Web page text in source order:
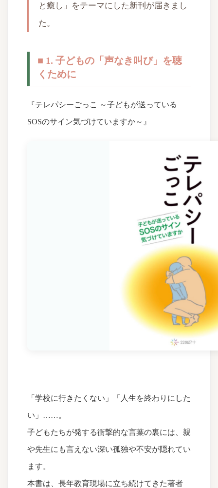
と癒し」をテーマにした新刊が届きまし
た。
■ 1. 子どもの「声なき叫び」を聴
くために
『テレパシーごっこ ～子どもが送っている
SOSのサイン気づけていますか～』
「学校に行きたくない」「人生を終わりにした
い」……。
子どもたちが発する衝撃的な言葉の裏には、親
や先生にも言えない深い孤独や不安が隠れてい
ます。
本書は、長年教育現場に立ち続けてきた著者